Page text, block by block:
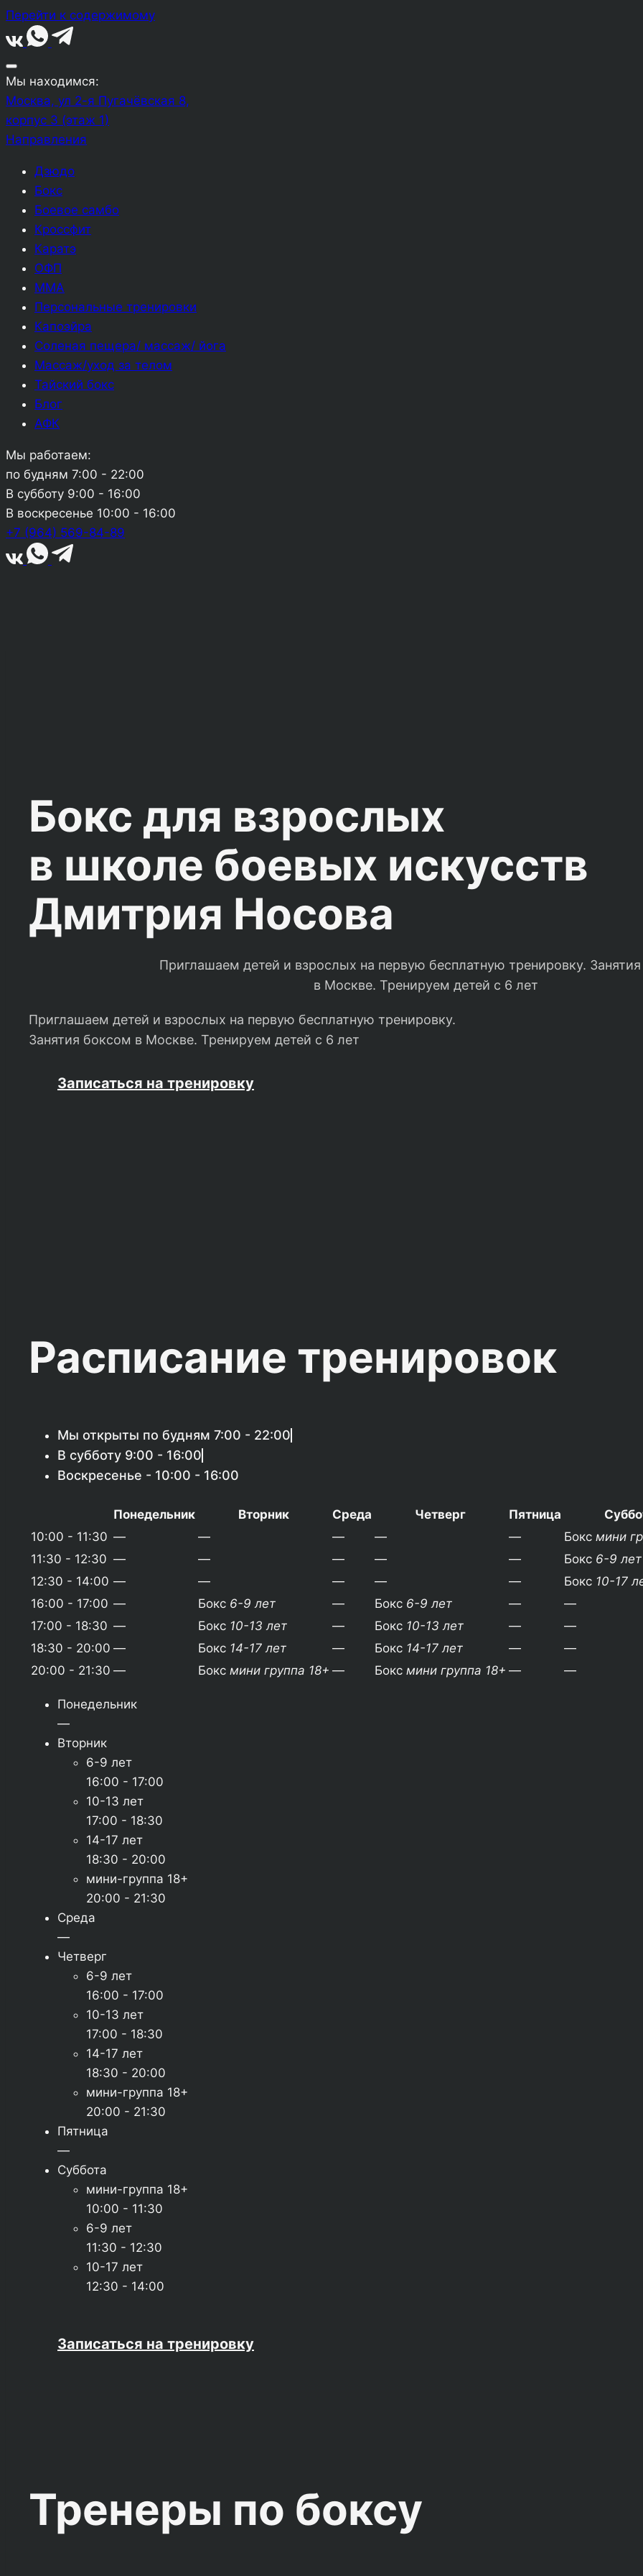
Перейти к содержимому
Мы находимся:
Москва, ул 2-я Пугачёвская 8,
корпус 3 (этаж 1)
Направления
Дзюдо
Бокс
Боевое самбо
Кроссфит
Каратэ
ОФП
ММА
Персональные тренировки
Капоэйра
Соленая пещера/ массаж/ йога
Массаж/уход за телом
Тайский бокс
Блог
АФК
Мы работаем:
по будням 7:00 - 22:00
В субботу 9:00 - 16:00
В воскресенье 10:00 - 16:00
+7 (964) 569-84-89
Бокс для взрослых
в школе боевых искусств
Дмитрия Носова
Приглашаем детей и взрослых на первую бесплатную тренировку.
в Москве. Тренируем детей с 6 лет
Приглашаем детей и взрослых на первую бесплатную тренировку.
Занятия боксом в Москве. Тренируем детей с 6 лет
Записаться на тренировку
Расписание тренировок
Мы открыты по будням 7:00 - 22:00
В субботу 9:00 - 16:00
Воскресенье - 10:00 - 16:00
Понедельник Вторник Среда Четверг Пятница
10:00 - 11:30 — — — — — Бокс мини
11:30 - 12:30 — — — — — Бокс 6-9 лет
12:30 - 14:00 — — — — — Бокс 10-17
16:00 - 17:00 — Бокс 6-9 лет — Бокс 6-9 лет —
—
17:00 - 18:30 — Бокс 10-13 лет — Бокс 10-13 лет —
—
18:30 - 20:00 — Бокс 14-17 лет — Бокс 14-17 лет —
—
20:00 - 21:30 — Бокс мини группа 18+ — Бокс мини группа 18+ — —
Понедельник
—
Вторник
6-9 лет
16:00 - 17:00
10-13 лет
17:00 - 18:30
14-17 лет
18:30 - 20:00
мини-группа 18+
20:00 - 21:30
Среда
—
Четверг
6-9 лет
16:00 - 17:00
10-13 лет
17:00 - 18:30
14-17 лет
18:30 - 20:00
мини-группа 18+
20:00 - 21:30
Пятница
—
Суббота
мини-группа 18+
10:00 - 11:30
6-9 лет
11:30 - 12:30
10-17 лет
12:30 - 14:00
Записаться на тренировку
Тренеры по боксу